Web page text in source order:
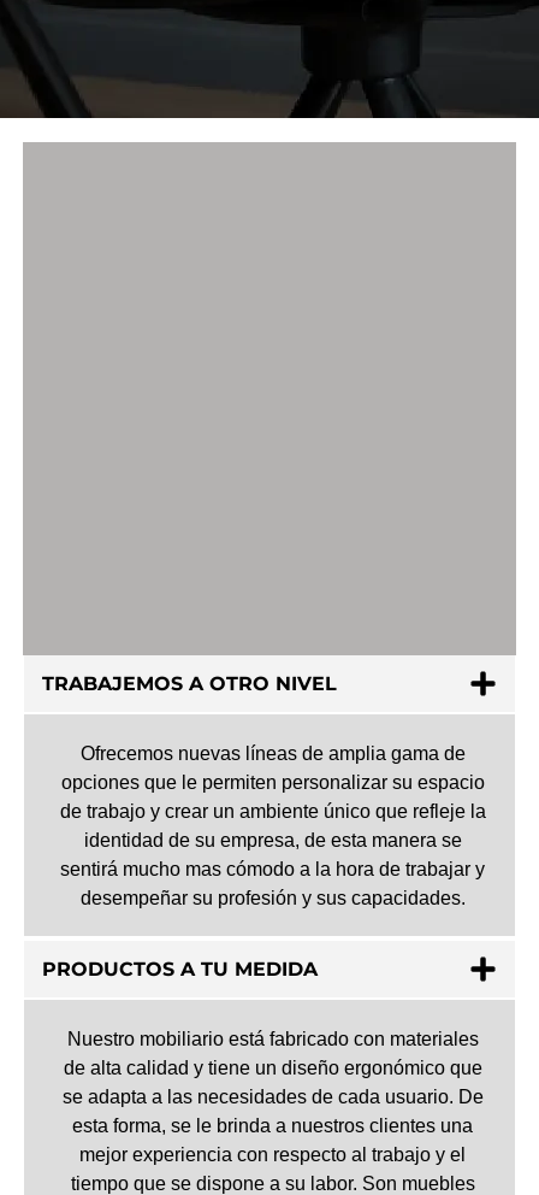
TRABAJEMOS A OTRO NIVEL
Ofrecemos nuevas líneas de amplia gama de
opciones que le permiten personalizar su espacio
de trabajo y crear un ambiente único que refleje la
identidad de su empresa, de esta manera se
sentirá mucho mas cómodo a la hora de trabajar y
desempeñar su profesión y sus capacidades.
PRODUCTOS A TU MEDIDA
Nuestro mobiliario está fabricado con materiales
de alta calidad y tiene un diseño ergonómico que
se adapta a las necesidades de cada usuario. De
esta forma, se le brinda a nuestros clientes una
mejor experiencia con respecto al trabajo y el
tiempo que se dispone a su labor. Son muebles